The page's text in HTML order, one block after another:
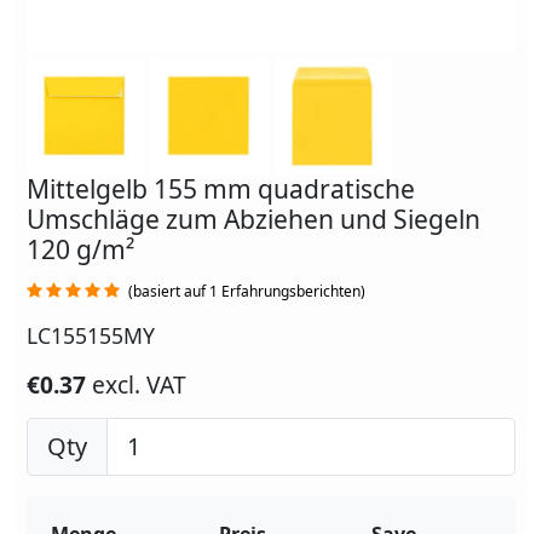
Mittelgelb 155 mm quadratische
Umschläge zum Abziehen und Siegeln
120 g/m²
(basiert auf 1 Erfahrungsberichten)
LC155155MY
€0.37 excl. VAT
Qty